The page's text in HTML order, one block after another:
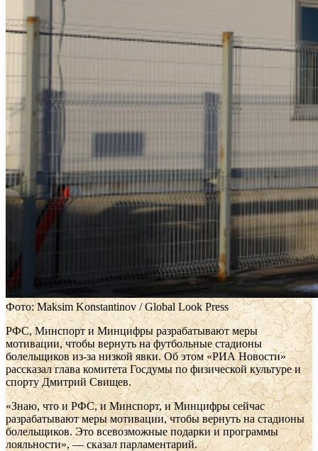
Фото: Maksim Konstantinov / Global Look Press
РФС, Минспорт и Минцифры разрабатывают меры
мотивации, чтобы вернуть на футбольные стадионы
болельщиков из-за низкой явки. Об этом «РИА Новости»
рассказал глава комитета Госдумы по физической культуре и
спорту Дмитрий Свищев.
«Знаю, что и РФС, и Минспорт, и Минцифры сейчас
разрабатывают меры мотивации, чтобы вернуть на стадионы
болельщиков. Это всевозможные подарки и программы
лояльности», — сказал парламентарий.